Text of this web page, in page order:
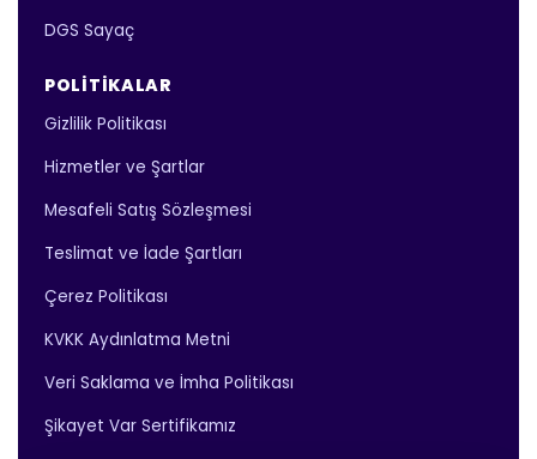
DGS Sayaç
POLITIKALAR
Gizlilik Politikası
Hizmetler ve Şartlar
Mesafeli Satış Sözleşmesi
Teslimat ve İade Şartları
Çerez Politikası
KVKK Aydınlatma Metni
Veri Saklama ve İmha Politikası
Şikayet Var Sertifikamız